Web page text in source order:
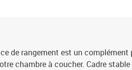
de rangement est un complément
chambre à coucher. Cadre stable